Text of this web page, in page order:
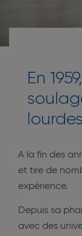
En
lourdes
A la fin des
et tire de
expérience.
Depuis sa
avec des